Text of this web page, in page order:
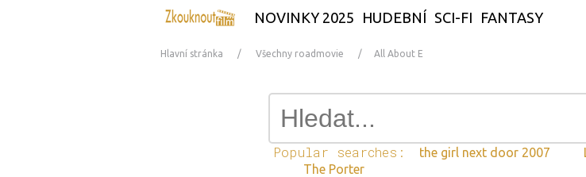
NOVINKY 2025 HUDEBNÍ SCI-FI FANTASY
Hlavní stránka Všechny roadmovie All About E
Popular searches: the girl next door 2007
The Porter